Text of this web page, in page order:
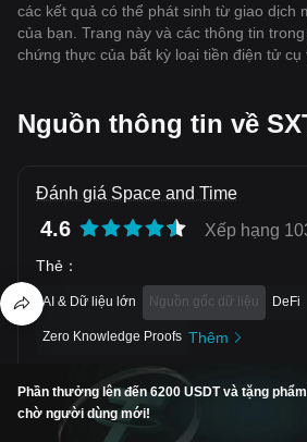
các kết quả có thể phát sinh từ giao dịch
của bạn. Trang này và các thông tin
chứng thực của bất kỳ loại tiền điện tử cụ
Nguồn thông tin về
Đánh giá Space and Time
4.6 Xếp hạng
Thẻ ：
AI & Dữ liệu lớn Nguồn gốc dữ liệu DeFi
Zero Knowledge Proofs Thêm
0xA2c2...9fCf7b8
Phần thưởng lên đến 6200 USDT và tặng
chờ người dùng mới!